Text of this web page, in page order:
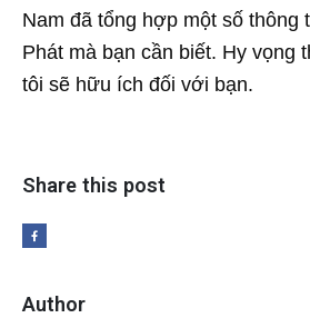
Nam đã tổng hợp một số thông
Phát mà bạn cần biết. Hy vọng
tôi sẽ hữu ích đối với bạn.
Share this post
Author